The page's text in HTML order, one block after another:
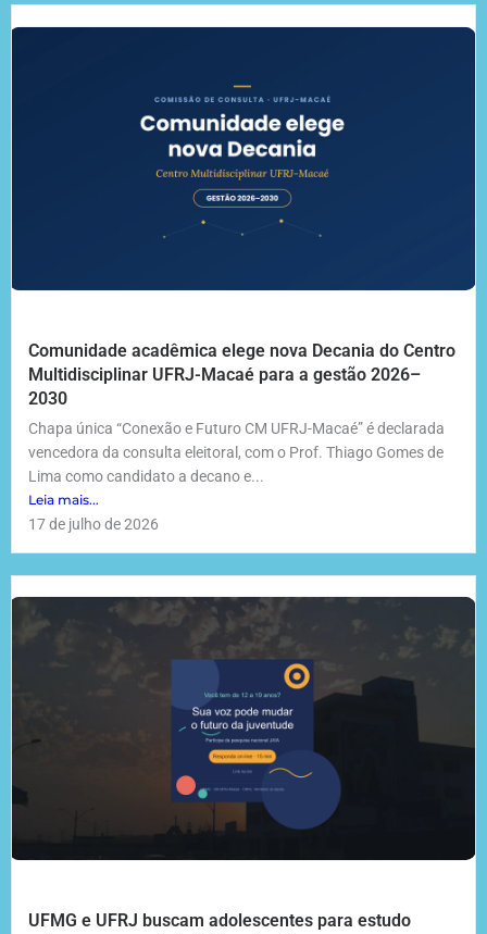
Comunidade acadêmica elege nova Decania do Centro
Multidisciplinar UFRJ-Macaé para a gestão 2026–
2030
Chapa única “Conexão e Futuro CM UFRJ-Macaé” é declarada
vencedora da consulta eleitoral, com o Prof. Thiago Gomes de
Lima como candidato a decano e...
Leia mais...
17 de julho de 2026
UFMG e UFRJ buscam adolescentes para estudo